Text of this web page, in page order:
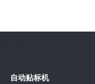
自动贴标机